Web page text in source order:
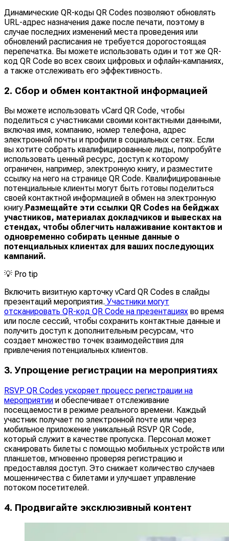
Динамические QR-коды QR Codes позволяют обновлять
URL-адрес назначения даже после печати, поэтому в
случае последних изменений места проведения или
обновлений расписания не требуется дорогостоящая
перепечатка. Вы можете использовать один и тот же QR-
код QR Code во всех своих цифровых и офлайн-кампаниях,
а также отслеживать его эффективность.
2. Сбор и обмен контактной информацией
Вы можете использовать vCard QR Code, чтобы
поделиться с участниками своими контактными данными,
включая имя, компанию, номер телефона, адрес
электронной почты и профили в социальных сетях. Если
вы хотите собрать квалифицированные лиды, попробуйте
использовать ценный ресурс, доступ к которому
ограничен, например, электронную книгу, и разместите
ссылку на него на странице QR Code. Квалифицированные
потенциальные клиенты могут быть готовы поделиться
своей контактной информацией в обмен на электронную
книгу. Размещайте эти ссылки QR Codes на бейджах
участников, материалах докладчиков и вывесках на
стендах, чтобы облегчить налаживание контактов и
одновременно собирать ценные данные о
потенциальных клиентах для ваших последующих
кампаний.
💡 Pro tip
Включить визитную карточку vCard QR Codes в слайды
презентаций мероприятия. Участники могут
отсканировать QR-код QR Code на презентациях во время
или после сессий, чтобы сохранить контактные данные и
получить доступ к дополнительным ресурсам, что
создает множество точек взаимодействия для
привлечения потенциальных клиентов.
3. Упрощение регистрации на мероприятиях
RSVP QR Codes ускоряет процесс регистрации на
мероприятии и обеспечивает отслеживание
посещаемости в режиме реального времени. Каждый
участник получает по электронной почте или через
мобильное приложение уникальный RSVP QR Code,
который служит в качестве пропуска. Персонал может
сканировать билеты с помощью мобильных устройств или
планшетов, мгновенно проверяя регистрацию и
предоставляя доступ. Это снижает количество случаев
мошенничества с билетами и улучшает управление
потоком посетителей.
4. Продвигайте эксклюзивный контент